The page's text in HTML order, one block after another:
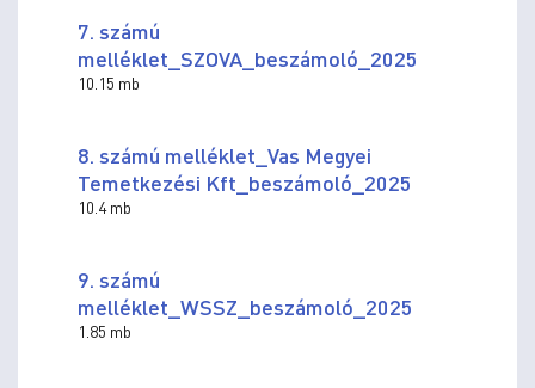
7. számú
melléklet_SZOVA_beszámoló_2025
10.15 mb
8. számú melléklet_Vas Megyei
Temetkezési Kft_beszámoló_2025
10.4 mb
9. számú
melléklet_WSSZ_beszámoló_2025
1.85 mb